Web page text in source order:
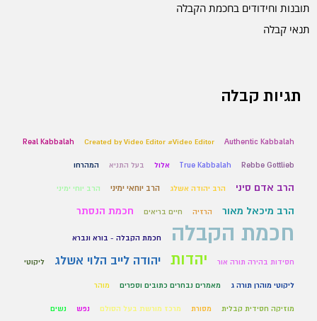
תובנות וחידודים בחכמת הקבלה
תנאי קבלה
תגיות קבלה
Authentic Kabbalah
Created by Video Editor #Video Editor
Real Kabbalah
Rebbe Gottlieb
True Kabbalah אלול בעל התניא המהרחו
הרב אדם סיני הרב יהודה אשלג הרב יוחאי ימיני הרב יוחי ימיני
הרב מיכאל מאור הרזיה חיים בריאים חכמת הנסתר
חכמת הקבלה חכמת הקבלה - בורא ונברא
חסידות בהירה תורה אור יהדות יהודה לייב הלוי אשלג ליקוטי
ליקוטי מוהרן תורה ג מאמרים נבחרים כתובים וספרים מוהר
מוזיקה חסידית קבלית מסורת מרכז מורשת בעל הסולם נפש נשים